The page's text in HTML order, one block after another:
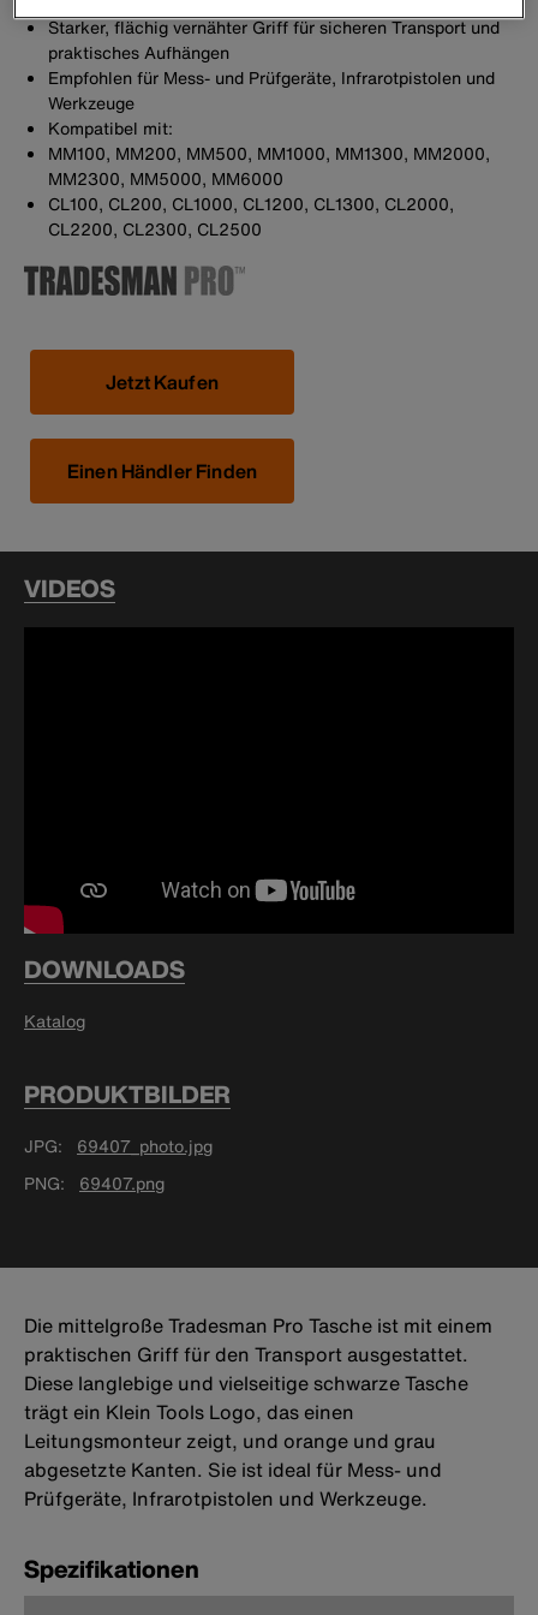
Starker, flächig vernähter Griff für sicheren Transport und
praktisches Aufhängen
Empfohlen für Mess- und Prüfgeräte, Infrarotpistolen und
Werkzeuge
Kompatibel mit:
MM100, MM200, MM500, MM1000, MM1300, MM2000,
MM2300, MM5000, MM6000
CL100, CL200, CL1000, CL1200, CL1300, CL2000,
CL2200, CL2300, CL2500
Jetzt Kaufen
Einen Händler Finden
VIDEOS
DOWNLOADS
Katalog
PRODUKTBILDER
JPG
69407_photo.jpg
PNG
69407.png
Die mittelgroße Tradesman Pro Tasche ist mit einem
praktischen Griff für den Transport ausgestattet.
Diese langlebige und vielseitige schwarze Tasche
trägt ein Klein Tools Logo, das einen
Leitungsmonteur zeigt, und orange und grau
abgesetzte Kanten. Sie ist ideal für Mess- und
Prüfgeräte, Infrarotpistolen und Werkzeuge.
Spezifikationen